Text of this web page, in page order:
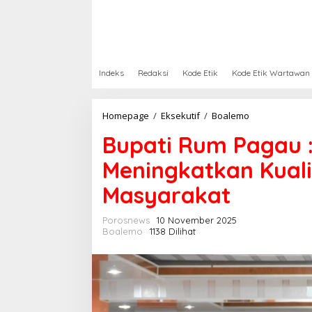
Indeks Redaksi Kode Etik Kode Etik Wartawan
Homepage / Eksekutif / Boalemo
p
a
t
i
g
a
u
D
Bupati Rum
Meningkatkan
Masyarakat
Porosnews
10 November 2025
Boalemo
1138 Dilihat